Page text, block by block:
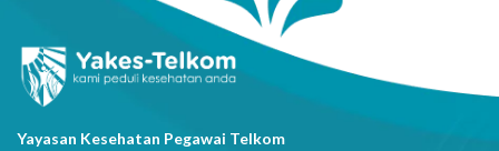
Yayasan Kesehatan Pegawai Telkom